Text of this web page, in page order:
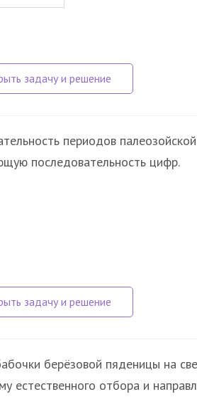
периодов
последовательность цифр.
берёзовой пяденицы на
естественного отбора и